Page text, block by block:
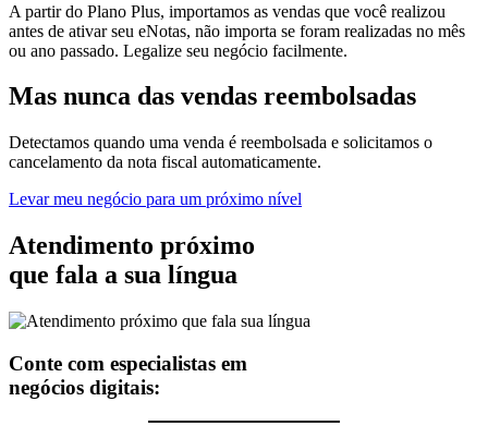
A partir do Plano Plus, importamos as vendas que você realizou
antes de ativar seu eNotas, não importa se foram realizadas no mês
ou ano passado. Legalize seu negócio facilmente.
Mas nunca das vendas reembolsadas
Detectamos quando uma venda é reembolsada e solicitamos o
cancelamento da nota fiscal automaticamente.
Levar meu negócio para um próximo nível
Atendimento próximo
que fala a sua língua
Conte com especialistas em
negócios digitais: